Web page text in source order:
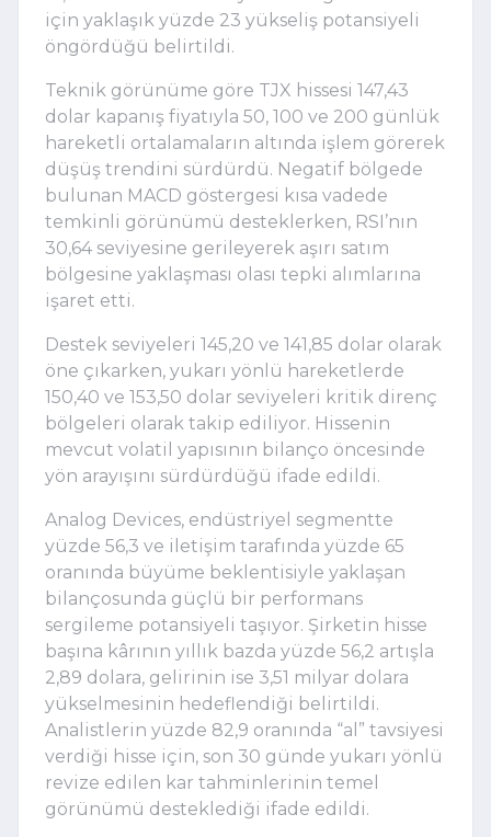
için yaklaşık yüzde 23 yükseliş potansiyeli
öngördüğü belirtildi.
Teknik görünüme göre TJX hissesi 147,43
dolar kapanış fiyatıyla 50, 100 ve 200 günlük
hareketli ortalamaların altında işlem görerek
düşüş trendini sürdürdü. Negatif bölgede
bulunan MACD göstergesi kısa vadede
temkinli görünümü desteklerken, RSI’nın
30,64 seviyesine gerileyerek aşırı satım
bölgesine yaklaşması olası tepki alımlarına
işaret etti.
Destek seviyeleri 145,20 ve 141,85 dolar olarak
öne çıkarken, yukarı yönlü hareketlerde
150,40 ve 153,50 dolar seviyeleri kritik direnç
bölgeleri olarak takip ediliyor. Hissenin
mevcut volatil yapısının bilanço öncesinde
yön arayışını sürdürdüğü ifade edildi.
Analog Devices, endüstriyel segmentte
yüzde 56,3 ve iletişim tarafında yüzde 65
oranında büyüme beklentisiyle yaklaşan
bilançosunda güçlü bir performans
sergileme potansiyeli taşıyor. Şirketin hisse
başına kârının yıllık bazda yüzde 56,2 artışla
2,89 dolara, gelirinin ise 3,51 milyar dolara
yükselmesinin hedeflendiği belirtildi.
Analistlerin yüzde 82,9 oranında “al” tavsiyesi
verdiği hisse için, son 30 günde yukarı yönlü
revize edilen kar tahminlerinin temel
görünümü desteklediği ifade edildi.